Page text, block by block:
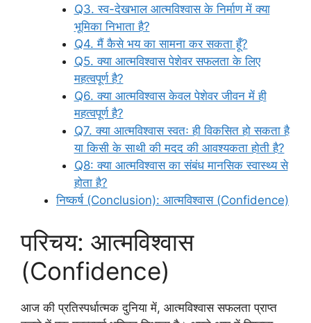
Q3. स्व-देखभाल आत्मविश्वास के निर्माण में क्या
भूमिका निभाता है?
Q4. मैं कैसे भय का सामना कर सकता हूँ?
Q5. क्या आत्मविश्वास पेशेवर सफलता के लिए
महत्वपूर्ण है?
Q6. क्या आत्मविश्वास केवल पेशेवर जीवन में ही
महत्वपूर्ण है?
Q7. क्या आत्मविश्वास स्वतः ही विकसित हो सकता है
या किसी के साथी की मदद की आवश्यकता होती है?
Q8: क्या आत्मविश्वास का संबंध मानसिक स्वास्थ्य से
होता है?
निष्कर्ष (Conclusion): आत्मविश्वास (Confidence)
परिचय: आत्मविश्वास
(Confidence)
आज की प्रतिस्पर्धात्मक दुनिया में, आत्मविश्वास सफलता प्राप्त